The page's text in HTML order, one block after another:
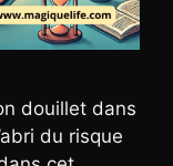
douillet dans
du risque